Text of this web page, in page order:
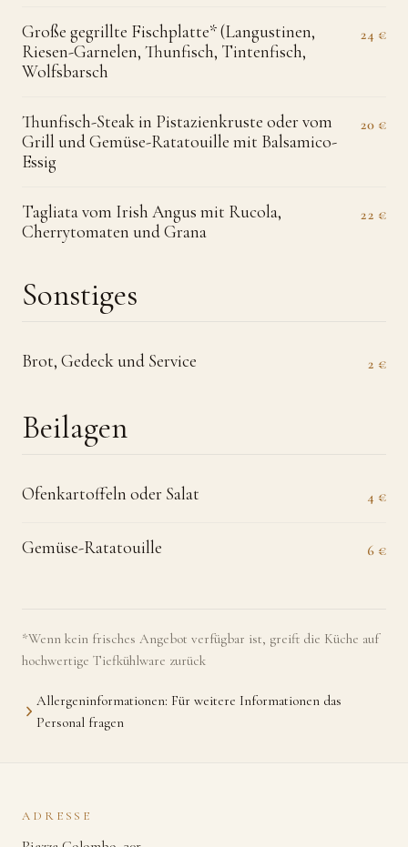
Große gegrillte Fischplatte* (Langustinen,
Riesen-Garnelen, Thunfisch, Tintenfisch,
Wolfsbarsch
24 €
Thunfisch-Steak in Pistazienkruste oder vom
Grill und Gemüse-Ratatouille mit Balsamico-
Essig
20 €
Tagliata vom Irish Angus mit Rucola,
Cherrytomaten und Grana
22 €
Sonstiges
Brot, Gedeck und Service 2 €
Beilagen
Ofenkartoffeln oder Salat 4 €
Gemüse-Ratatouille 6 €
*Wenn kein frisches Angebot verfügbar ist, greift die Küche auf
hochwertige Tiefkühlware zurück
Allergeninformationen: Für weitere Informationen das
Personal fragen
ADRESSE